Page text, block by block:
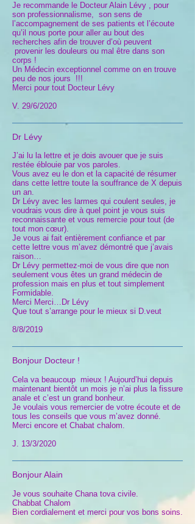
Je recommande le Docteur Alain Lévy , pour
son professionnalisme, son sens de
l’accompagnement de ses patients et l’écoute
qu’il nous porte pour aller au bout des
recherches afin de trouver d’où peuvent
provenir les douleurs ou mal être dans son
corps !
Un Médecin exceptionnel comme on en trouve
peu de nos jours !!!
Merci pour tout Docteur Lévy
V. 29/6/2020
Dr Lévy
J’ai lu la lettre et je dois avouer que je suis
restée éblouie par vos paroles.
Vous avez eu le don et la capacité de résumer
dans cette lettre toute la souffrance de X depuis
un an.
Dr Lévy avec les larmes qui coulent seules, je
voudrais vous dire à quel point je vous suis
reconnaissante et vous remercie pour tout (de
tout mon cœur).
Je vous ai fait entièrement confiance et par
cette lettre vous m’avez démontré que j’avais
raison…
Dr Lévy permettez-moi de vous dire que non
seulement vous êtes un grand médecin de
profession mais en plus et tout simplement
Formidable.
Merci Merci…Dr Lévy
Que tout s’arrange pour le mieux si D.veut
8/8/2019
Bonjour Docteur !
Cela va beaucoup mieux ! Aujourd’hui depuis
maintenant bientôt un mois je n’ai plus la fissure
anale et c’est un grand bonheur.
Je voulais vous remercier de votre écoute et de
tous les conseils que vous m’avez donné.
Merci encore et Chabat chalom.
J. 13/3/2020
Bonjour Alain
Je vous souhaite Chana tova civile.
Chabbat Chalom
Bien cordialement et merci pour vos bons soins.